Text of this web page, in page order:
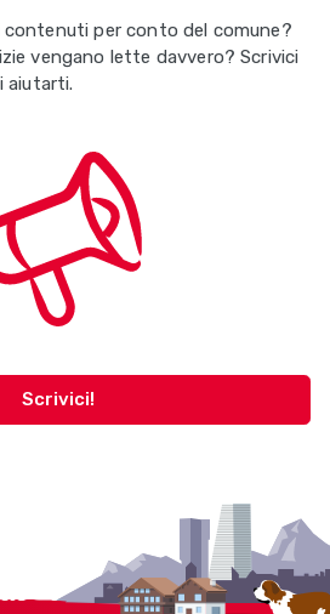
contenuti per conto del comune?
vengano lette davvero? Scrivici
aiutarti.
Scrivici!